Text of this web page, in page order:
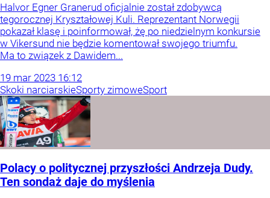
Halvor Egner Granerud oficjalnie został zdobywcą
tegorocznej Kryształowej Kuli. Reprezentant Norwegii
pokazał klasę i poinformował, żę po niedzielnym konkursie
w Vikersund nie będzie komentował swojego triumfu.
Ma to związek z Dawidem...
19 mar 2023 16:12
Skoki narciarskieSporty zimoweSport
Polacy o politycznej przyszłości Andrzeja Dudy.
Ten sondaż daje do myślenia